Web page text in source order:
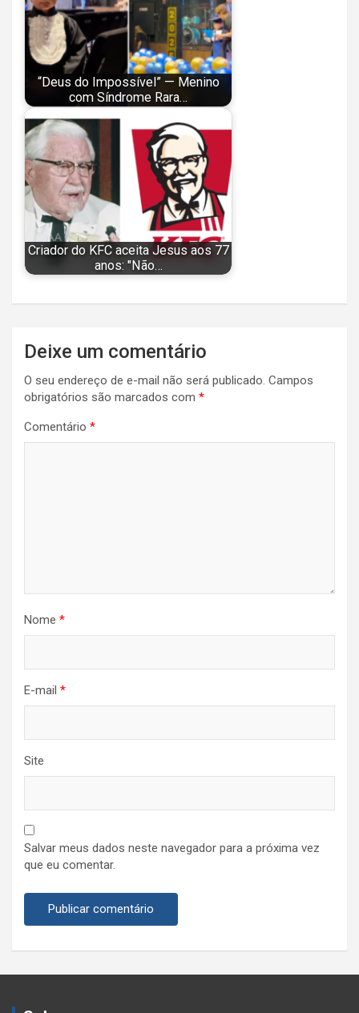
“Deus do Impossível” — Menino
com Síndrome Rara…
Criador do KFC aceita Jesus aos 77
anos: "Não…
Navegação
de
Post
Deixe um comentário
O seu endereço de e-mail não será publicado. Campos
obrigatórios são marcados com *
Comentário *
Nome *
E-mail *
Site
Salvar meus dados neste navegador para a próxima vez
que eu comentar.